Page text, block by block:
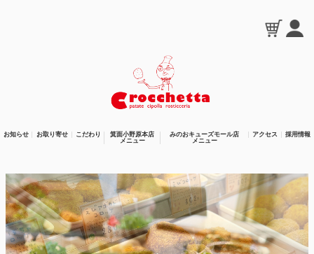
お知らせ お取り寄せ こだわり
箕面小野原本店
メニュー
みのおキューズモール店
メニュー
アクセス 採用情報